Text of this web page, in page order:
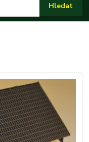
Hledat